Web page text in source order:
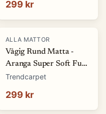
299 kr
ALLA MATTOR
Vågig Rund Matta -
Aranga Super Soft Fur
(vit) (Storlek: Ø 80 cm)
Trendcarpet
299 kr